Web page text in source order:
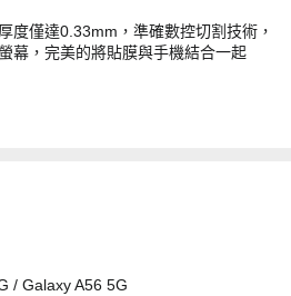
度僅達0.33mm，準確數控切割技術，
幕，完美的將貼膜與手機結合一起
/ Galaxy A56 5G